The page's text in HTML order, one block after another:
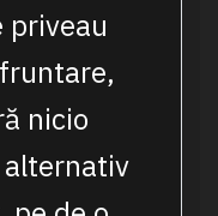
priveau
nicio